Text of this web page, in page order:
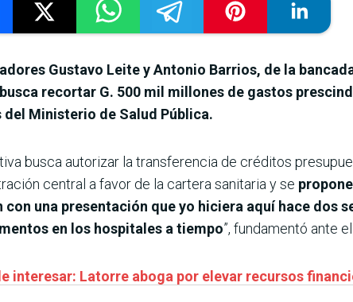
Gustavo Leite y Antonio Barrios, de la
recortar G. 500 mil millones de gastos
del Ministerio de Salud Pública.
busca autorizar la transferencia de créditos
central a favor de la cartera sanitaria y se
con una presentación que yo hiciera aquí hace dos
en los hospitales a tiempo”, fundamentó ante
interesar: Latorre aboga por elevar recursos